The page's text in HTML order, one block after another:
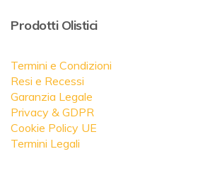
Prodotti Olistici
Termini e Condizioni
Resi e Recessi
Garanzia Legale
Privacy & GDPR
Cookie Policy UE
Termini Legali